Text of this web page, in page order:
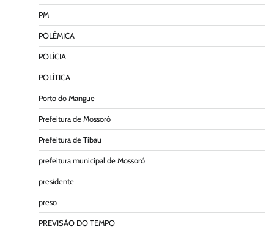
PM
POLÊMICA
POLÍCIA
POLÍTICA
Porto do Mangue
Prefeitura de Mossoró
Prefeitura de Tibau
prefeitura municipal de Mossoró
presidente
preso
PREVISÃO DO TEMPO